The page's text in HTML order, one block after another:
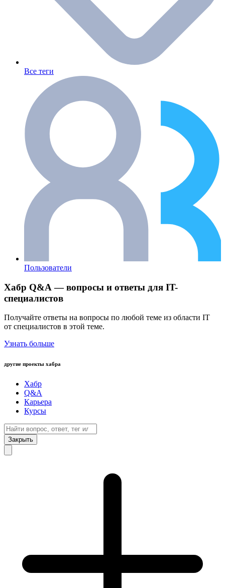
Все теги
Пользователи
Хабр Q&A — вопросы и ответы для IT-
специалистов
Получайте ответы на вопросы по любой теме из области IT
от специалистов в этой теме.
Узнать больше
другие проекты хабра
Хабр
Q&A
Карьера
Курсы
Закрыть